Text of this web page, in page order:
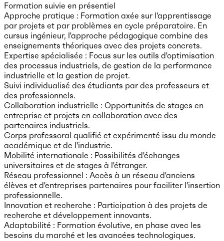
Formation suivie en présentiel
Approche pratique : Formation axée sur l'apprentissage
par projets et par problèmes en cycle préparatoire. En
cursus ingénieur, l'approche pédagogique combine des
enseignements théoriques avec des projets concrets.
Expertise spécialisée : Focus sur les outils d'optimisation
des processus industriels, de gestion de la performance
industrielle et la gestion de projet.
Suivi individualisé des étudiants par des professeurs et
des professionnels.
Collaboration industrielle : Opportunités de stages en
entreprise et projets en collaboration avec des
partenaires industriels.
Corps professoral qualifié et expérimenté issu du monde
académique et de l'industrie.
Mobilité internationale : Possibilités d'échanges
universitaires et de stages à l'étranger.
Réseau professionnel : Accès à un réseau d'anciens
élèves et d'entreprises partenaires pour faciliter l'insertion
professionnelle.
Innovation et recherche : Participation à des projets de
recherche et développement innovants.
Adaptabilité : Formation évolutive, en phase avec les
besoins du marché et les avancées technologiques.